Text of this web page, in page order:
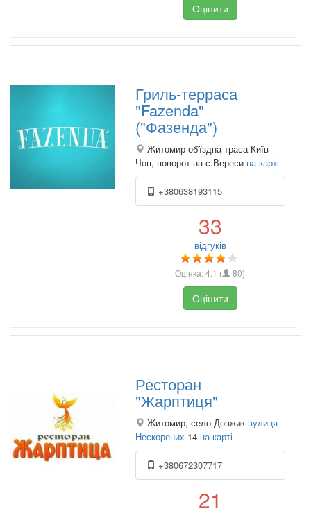
Оцінити
Гриль-терраса
"Fazenda"
("Фазенда")
Житомир об'їздна траса Київ-
Чоп, поворот на с.Вереси на карті
+380638193115
33
відгуків
Оцінка:4.1 ( 80)
Оцінити
Ресторан
"Жарптиця"
Житомир, село Довжик вулиця
Нескорених 14 на карті
+380672307717
21